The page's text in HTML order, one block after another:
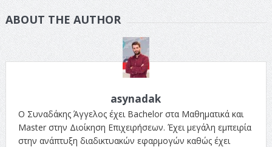
ABOUT THE AUTHOR
asynadak
Ο Συναδάκης Άγγελος έχει Bachelor στα Μαθηματικά και
Master στην Διοίκηση Επιχειρήσεων. Έχει μεγάλη εμπειρία
στην ανάπτυξη διαδικτυακών εφαρμογών καθώς έχει